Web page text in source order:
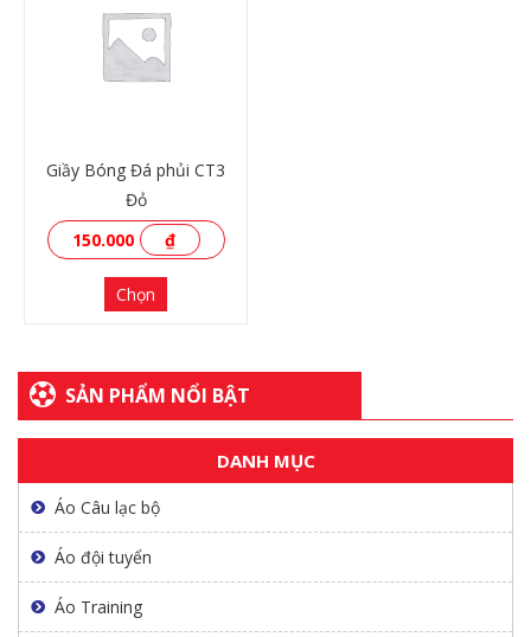
XEM THÊM
XEM THÊM
Giầy Bóng Đá phủi CT3
Đỏ
150.000
₫
Chọn
SẢN PHẨM NỔI BẬT
DANH MỤC
Áo Câu lạc bộ
Áo đội tuyển
Áo Training